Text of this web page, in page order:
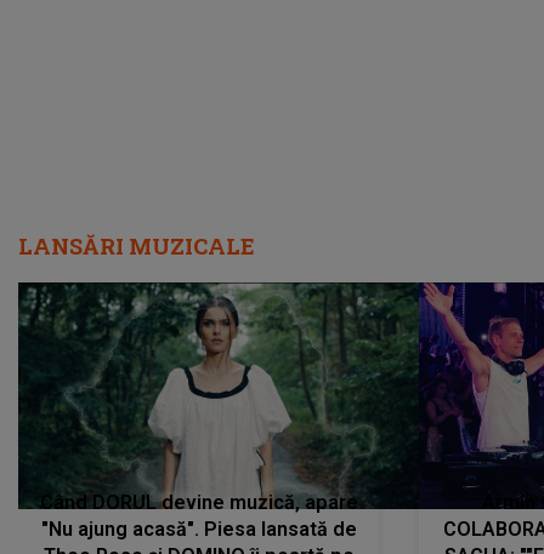
LANSĂRI MUZICALE
Când DORUL devine muzică, apare
"Nu ajung acasă". Piesa lansată de